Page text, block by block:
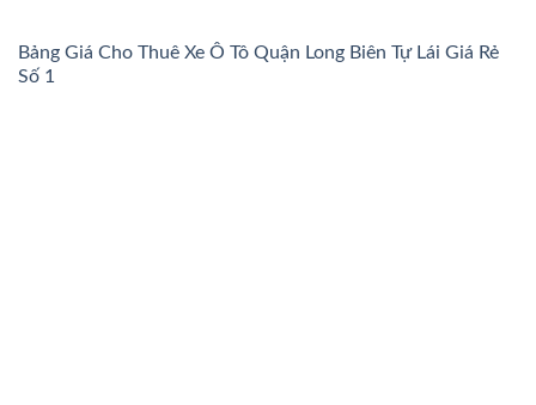
Bảng Giá Cho Thuê Xe Ô Tô Quận Long Biên Tự Lái Giá Rẻ
Số 1